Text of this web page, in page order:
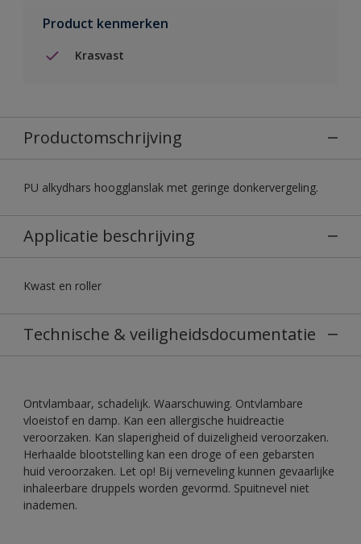
Product kenmerken
Krasvast
Productomschrijving
PU alkydhars hoogglanslak met geringe donkervergeling.
Applicatie beschrijving
Kwast en roller
Technische & veiligheidsdocumentatie
Ontvlambaar, schadelijk. Waarschuwing. Ontvlambare
vloeistof en damp. Kan een allergische huidreactie
veroorzaken. Kan slaperigheid of duizeligheid veroorzaken.
Herhaalde blootstelling kan een droge of een gebarsten
huid veroorzaken. Let op! Bij verneveling kunnen gevaarlijke
inhaleerbare druppels worden gevormd. Spuitnevel niet
inademen.